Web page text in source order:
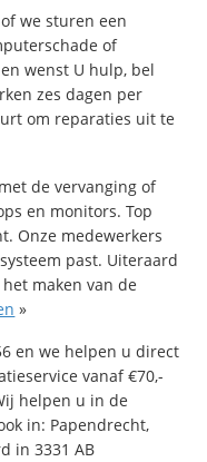
we sturen een
of
wenst U hulp, bel
zes dagen per
om reparaties uit te
de vervanging of
en monitors. Top
Onze medewerkers
past. Uiteraard
maken van de
»
en we helpen u direct
vanaf €70,-
helpen u in de
in: Papendrecht,
in 3331 AB